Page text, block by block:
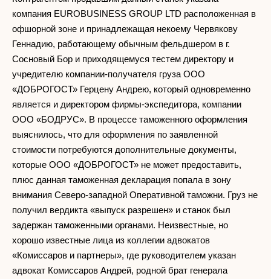
компания EUROBUSINESS GROUP LTD расположенная в
офшорной зоне и принадлежащая некоему Червякову
Геннадию, работающему обычным фельдшером в г.
Сосновый Бор и приходящемуся тестем директору и
учредителю компании-получателя груза ООО
«ДОБРОГОСТ» Герцену Андрею, который одновременно
является и директором фирмы-экспедитора, компании
ООО «БОДРУС». В процессе таможенного оформления
выяснилось, что для оформления по заявленной
стоимости потребуются дополнительные документы,
которые ООО «ДОБРОГОСТ» не может предоставить,
плюс данная таможенная декларация попала в зону
внимания Северо-западной Оперативной таможни. Груз не
получил вердикта «выпуск разрешен» и станок был
задержан таможенными органами. Неизвестные, но
хорошо известные лица из коллегии адвокатов
«Комиссаров и партнеры», где руководителем указан
адвокат Комиссаров Андрей, родной брат генерала